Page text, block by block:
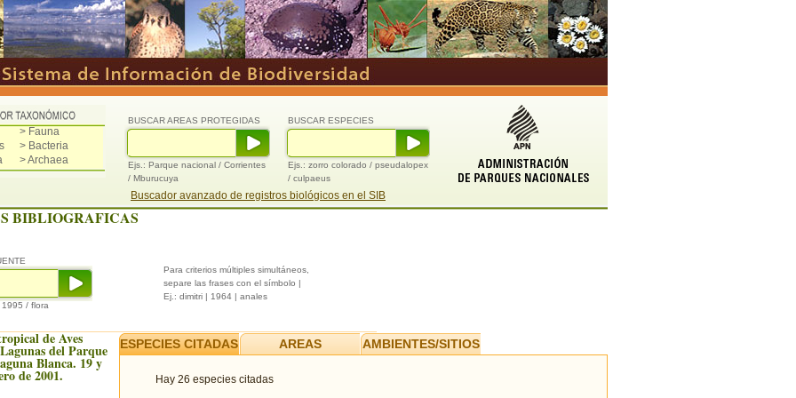
> Fauna
> Bacteria
> Archaea
BUSCAR ESPECIES
Ejs.: zorro colorado / pseudalopex
/ culpaeus
BUSCAR AREAS PROTEGIDAS
Ejs.: Parque nacional / Corrientes
/ Mburucuya
Buscador avanzado de registros biológicos en el SIB
BIBLIOGRAFICAS
1995 / flora
Para criterios múltiples simultáneos,
separe las frases con el símbolo |
Ej.: dimitri | 1964 | anales
de Aves
del Parque
Blanca. 19 y
de 2001.
ESPECIES CITADAS AREAS AMBIENTES/SITIOS
Hay 26 especies citadas